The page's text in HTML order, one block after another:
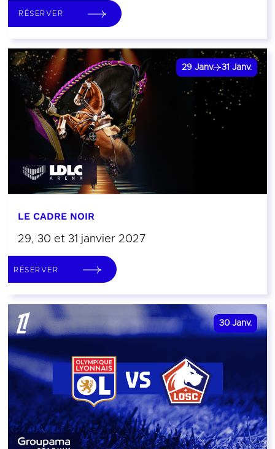
RÉSERVER
29 Janv. 31 Janv.
LE CADRE NOIR
29, 30 et 31 janvier 2027
RÉSERVER
30 Janv.